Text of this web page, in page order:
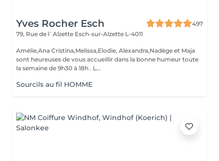
Yves Rocher Esch
497
79, Rue de l`Alzette Esch-sur-Alzette L-4011
Amélie,Ana Cristina,Melissa,Elodie, Alexandra,Nadège et Maja
sont heureuses de vous accueillir dans la bonne humeur toute
la semaine de 9h30 à 18h . L...
Sourcils au fil HOMME